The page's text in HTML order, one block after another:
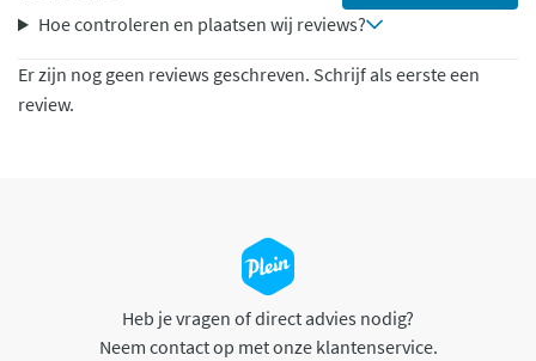
Hoe controleren en plaatsen wij reviews?
Er zijn nog geen reviews geschreven. Schrijf als eerste een
review.
Heb je vragen of direct advies nodig?
Neem contact op met onze klantenservice.